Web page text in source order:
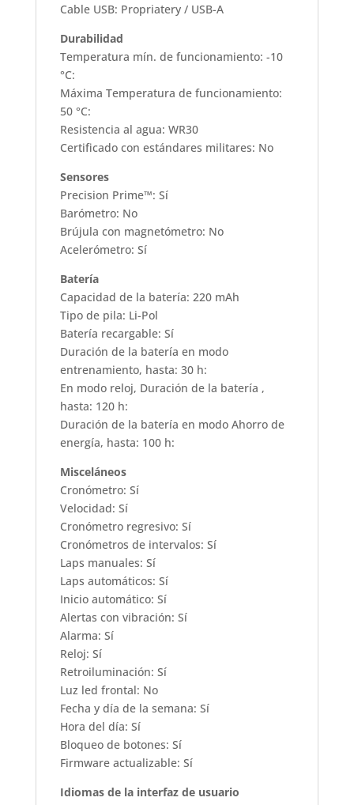
Cable USB: Propriatery / USB-A
Durabilidad
Temperatura mín. de funcionamiento: -10
°C:
Máxima Temperatura de funcionamiento:
50 °C:
Resistencia al agua: WR30
Certificado con estándares militares: No
Sensores
Precision Prime™: Sí
Barómetro: No
Brújula con magnetómetro: No
Acelerómetro: Sí
Batería
Capacidad de la batería: 220 mAh
Tipo de pila: Li-Pol
Batería recargable: Sí
Duración de la batería en modo
entrenamiento, hasta: 30 h:
En modo reloj, Duración de la batería ,
hasta: 120 h:
Duración de la batería en modo Ahorro de
energía, hasta: 100 h:
Misceláneos
Cronómetro: Sí
Velocidad: Sí
Cronómetro regresivo: Sí
Cronómetros de intervalos: Sí
Laps manuales: Sí
Laps automáticos: Sí
Inicio automático: Sí
Alertas con vibración: Sí
Alarma: Sí
Reloj: Sí
Retroiluminación: Sí
Luz led frontal: No
Fecha y día de la semana: Sí
Hora del día: Sí
Bloqueo de botones: Sí
Firmware actualizable: Sí
Idiomas de la interfaz de usuario